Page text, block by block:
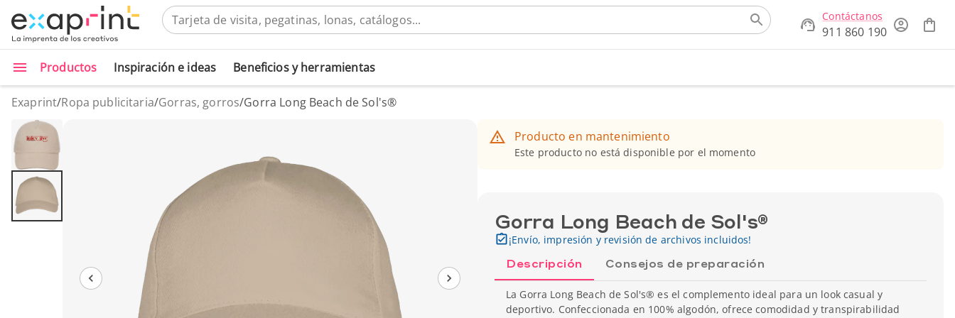
Contáctanos
911 860 190
Productos Inspiración e ideas Beneficios y herramientas
Exaprint/Ropa publicitaria/Gorras, gorros/Gorra Long Beach de Sol's®
Producto en mantenimiento
Este producto no está disponible por el momento
Gorra Long Beach de Sol's®
¡Envío, impresión y revisión de archivos incluidos!
Descripción Consejos de preparación
La Gorra Long Beach de Sol's® es el complemento ideal para un look casual y
deportivo. Confeccionada en 100% algodón, ofrece comodidad y transpirabilidad